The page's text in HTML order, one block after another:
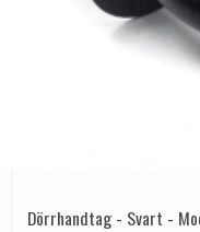
Dörrhandtag - Svart -